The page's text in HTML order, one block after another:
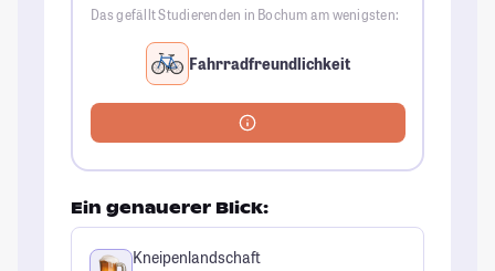
Das gefällt Studierenden in Bochum am wenigsten:
Fahrradfreundlichkeit
Ein genauerer Blick:
Kneipenlandschaft